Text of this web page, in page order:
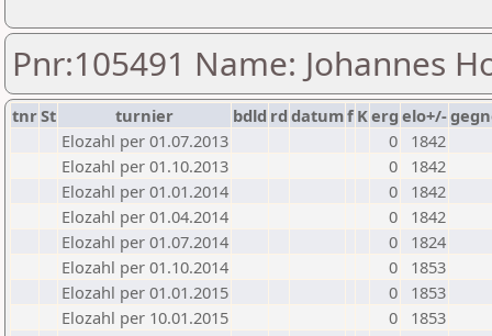
Pnr:105491 Name: Johannes
tnrSt turnier bdld rd datumf Kerg elo+/-
Elozahl per 01.07.2013
0
1842
Elozahl per 01.10.2013
0
1842
Elozahl per 01.01.2014
0
1842
Elozahl per 01.04.2014
0
1842
Elozahl per 01.07.2014
0
1824
Elozahl per 01.10.2014
0
1853
Elozahl per 01.01.2015
0
1853
Elozahl per 10.01.2015
0
1853